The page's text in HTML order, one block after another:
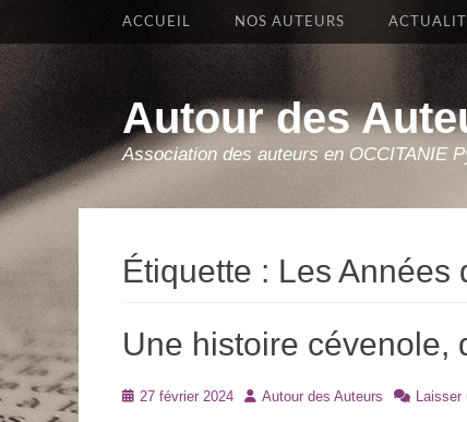
Autour des
Association des auteurs en OCCITANIE
Premier Menu
Aller
ACCUEIL NOS AUTEURS
Étiquette : Les Années
Une histoire cévenole,
Posté27 février 2024 Auteur
Autour des Auteurs Laisser